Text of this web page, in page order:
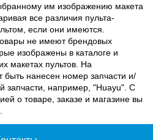
им изображению макета
все различия пульта-
если они имеются.
не имеют брендовых
изображены в каталоге и
макетах пультов. На
нанесен номер запчасти и/
запчасти, например, "Huayu". С
о товаре, заказе и магазине вы